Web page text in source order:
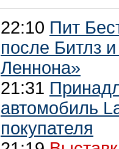
22:10 Пит
после Битлз
Леннона»
21:31
автомобиль
покупателя